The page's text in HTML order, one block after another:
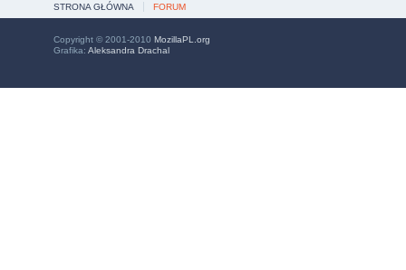
STRONA GŁÓWNA FORUM
Copyright © 2001-2010 MozillaPL.org
Grafika: Aleksandra Drachal